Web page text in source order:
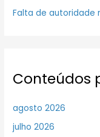
Falta de autoridade
Conteúdos
agosto 2026
julho 2026